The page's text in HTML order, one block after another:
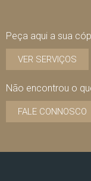
Peça aqui a sua
VER SERVIÇOS
Não encontrou o
FALE CONNOSCO